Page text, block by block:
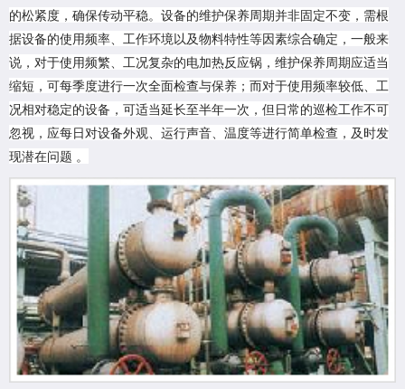
的松紧度，确保传动平稳。设备的维护保养周期并非固定不变，需根
据设备的使用频率、工作环境以及物料特性等因素综合确定，一般来
说，对于使用频繁、工况复杂的电加热反应锅，维护保养周期应适当
缩短，可每季度进行一次全面检查与保养；而对于使用频率较低、工
况相对稳定的设备，可适当延长至半年一次，但日常的巡检工作不可
忽视，应每日对设备外观、运行声音、温度等进行简单检查，及时发
现潜在问题 。